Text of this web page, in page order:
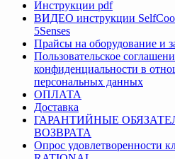
Инструкции pdf
ВИДЕО инструкции
5Senses
Прайсы на оборудование и
Пользовательское
конфиденциальности в
персональных данных
ОПЛАТА
Доставка
ГАРАНТИЙНЫЕ
ВОЗВРАТА
Опрос удовлетворенности